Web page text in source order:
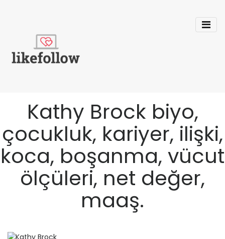
Kathy Brock biyo,
çocukluk, kariyer, ilişki,
koca, boşanma, vücut
ölçüleri, net değer,
maaş.